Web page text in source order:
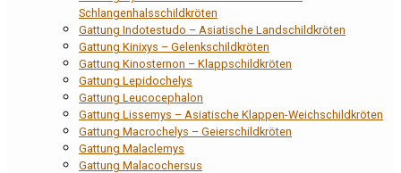
Schlangenhalsschildkröten
Gattung Indotestudo – Asiatische Landschildkröten
Gattung Kinixys – Gelenkschildkröten
Gattung Kinosternon – Klappschildkröten
Gattung Lepidochelys
Gattung Leucocephalon
Gattung Lissemys – Asiatische Klappen-Weichschildkröten
Gattung Macrochelys – Geierschildkröten
Gattung Malaclemys
Gattung Malacochersus